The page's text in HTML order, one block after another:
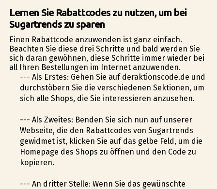
Lernen Sie Rabattcodes zu nutzen, um bei
Sugartrends zu sparen
Einen Rabattcode anzuwenden ist ganz einfach.
Beachten Sie diese drei Schritte und bald werden Sie
sich daran gewöhnen, diese Schritte immer wieder bei
all Ihren Bestellungen im Internet anzuwenden.
--- Als Erstes: Gehen Sie auf deraktionscode.de und
durchstöbern Sie die verschiedenen Sektionen, um
sich alle Shops, die Sie interessieren anzusehen.
--- Als Zweites: Befinden Sie sich nun auf unserer
Webseite, die den Rabattcodes von Sugartrends
gewidmet ist, klicken Sie auf das gelbe Feld, um die
Homepage des Shops zu öffnen und den Code zu
kopieren.
--- An dritter Stelle: Wenn Sie das gewünschte